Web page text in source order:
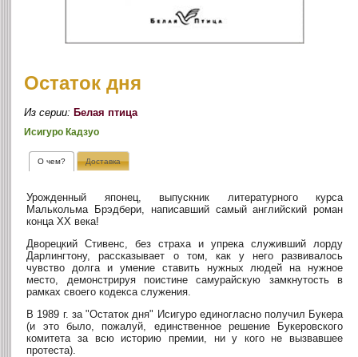
Остаток дня
Из серии:Белая птица
Исигуро Кадзуо
О чем? Доставка
Урожденный японец, выпускник литературного курса
Малькольма Брэдбери, написавший самый английский роман
конца XX века!
Дворецкий Стивенс, без страха и упрека служивший лорду
Дарлингтону, рассказывает о том, как у него развивалось
чувство долга и умение ставить нужных людей на нужное
место, демонстрируя поистине самурайскую замкнутость в
рамках своего кодекса служения.
В 1989 г. за "Остаток дня" Исигуро единогласно получил Букера
(и это было, пожалуй, единственное решение Букеровского
комитета за всю историю премии, ни у кого не вызвавшее
протеста).